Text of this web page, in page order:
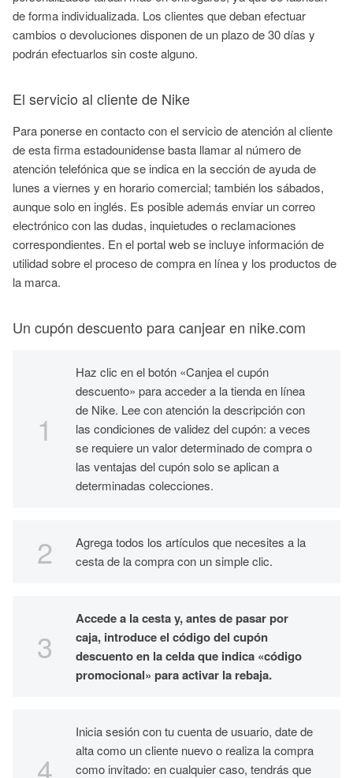
de forma individualizada. Los clientes que deban efectuar
cambios o devoluciones disponen de un plazo de 30 días y
podrán efectuarlos sin coste alguno.
El servicio al cliente de Nike
Para ponerse en contacto con el servicio de atención al cliente
de esta firma estadounidense basta llamar al número de
atención telefónica que se indica en la sección de ayuda de
lunes a viernes y en horario comercial; también los sábados,
aunque solo en inglés. Es posible además enviar un correo
electrónico con las dudas, inquietudes o reclamaciones
correspondientes. En el portal web se incluye información de
utilidad sobre el proceso de compra en línea y los productos de
la marca.
Un cupón descuento para canjear en nike.com
Haz clic en el botón «Canjea el cupón
descuento» para acceder a la tienda en línea
de Nike. Lee con atención la descripción con
las condiciones de validez del cupón: a veces
se requiere un valor determinado de compra o
las ventajas del cupón solo se aplican a
determinadas colecciones.
Agrega todos los artículos que necesites a la
cesta de la compra con un simple clic.
Accede a la cesta y, antes de pasar por
caja, introduce el código del cupón
descuento en la celda que indica «código
promocional» para activar la rebaja.
Inicia sesión con tu cuenta de usuario, date de
alta como un cliente nuevo o realiza la compra
como invitado: en cualquier caso, tendrás que